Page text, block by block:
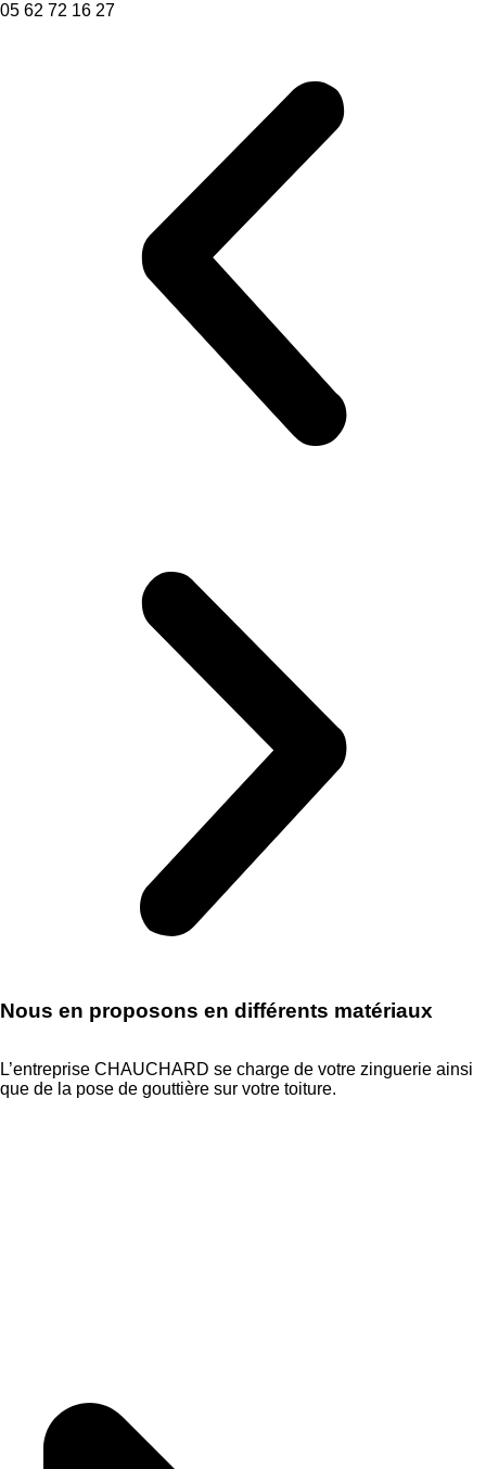
Nous en proposons en différents matériaux
L’entreprise CHAUCHARD se charge de votre zinguerie ainsi
que de la pose de gouttière sur votre toiture.